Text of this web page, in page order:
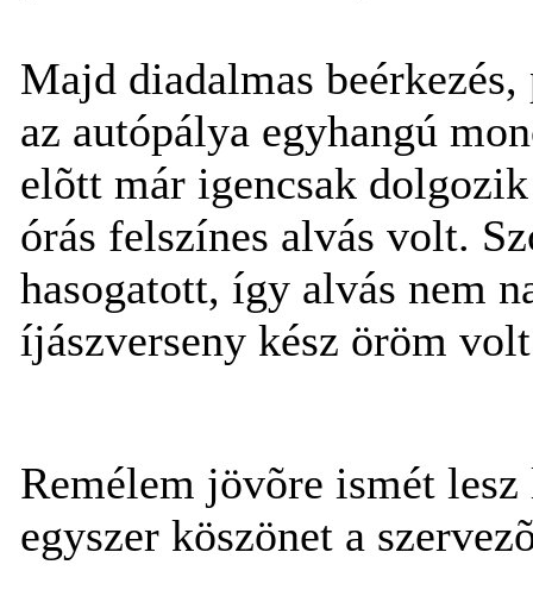
Majd diadalmas
az autópálya egyhangú
elõtt már igencsak
órás felszínes alvás volt.
hasogatott, így alvás nem
íjászverseny kész öröm
Remélem jövõre ismét
egyszer köszönet a